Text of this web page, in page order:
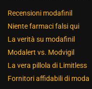
Recensioni modafinil
Niente farmaci falsi qui
La verità su modafinil
Modalert vs. Modvigil
La vera pillola di Limitless
Fornitori affidabili di moda